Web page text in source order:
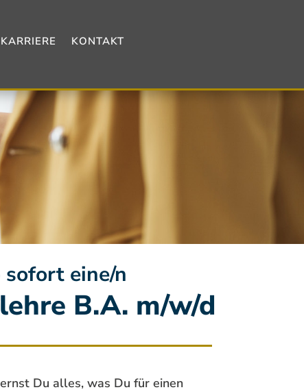
KARRIERE KONTAKT
sofort eine/n
B.A. m/w/d
Du alles, was Du für einen